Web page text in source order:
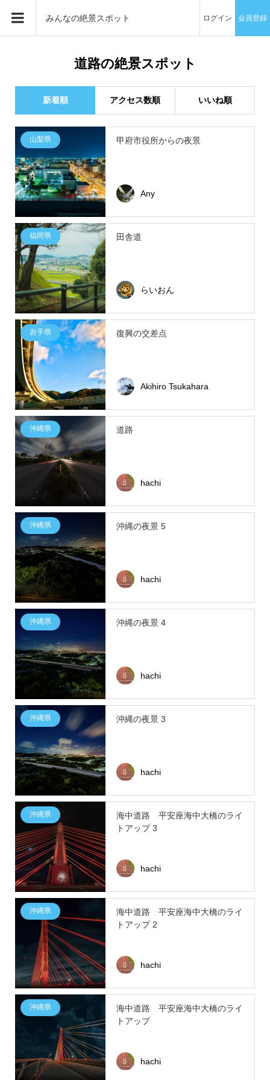
みんなの絶景スポット ログイン 会員登録
道路の絶景スポット
新着順 アクセス数順 いいね順
山梨県 甲府市役所からの夜景
Any
福岡県 田舎道
らいおん
岩手県 復興の交差点
Akihiro Tsukahara
沖縄県 道路
hachi
沖縄県 沖縄の夜景 5
hachi
沖縄県 沖縄の夜景 4
hachi
沖縄県 沖縄の夜景 3
hachi
沖縄県
海中道路 平安座海中大橋のライ
トアップ 3
hachi
沖縄県
海中道路 平安座海中大橋のライ
トアップ 2
hachi
沖縄県
海中道路 平安座海中大橋のライ
トアップ
hachi